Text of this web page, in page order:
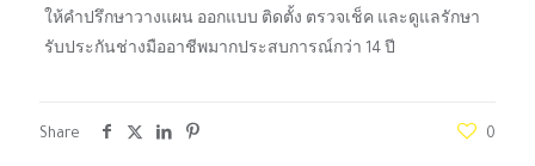
ให้คำปรึกษาวางแผน ออกแบบ ติดตั้ง ตรวจเช็ค และดูแลรักษา
รับประกันช่างมืออาชีพมากประสบการณ์กว่า 14 ปี
Share 0